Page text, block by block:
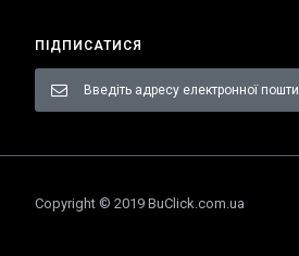
ПІДПИСАТИСЯ
нашу
Copyright © 2019 BuClick.com.ua